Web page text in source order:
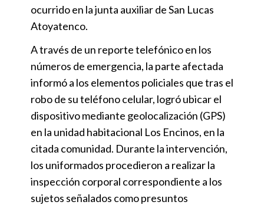
ocurrido en la junta auxiliar de San Lucas
Atoyatenco.
A través de un reporte telefónico en los
números de emergencia, la parte afectada
informó a los elementos policiales que tras el
robo de su teléfono celular, logró ubicar el
dispositivo mediante geolocalización (GPS)
en la unidad habitacional Los Encinos, en la
citada comunidad. Durante la intervención,
los uniformados procedieron a realizar la
inspección corporal correspondiente a los
sujetos señalados como presuntos